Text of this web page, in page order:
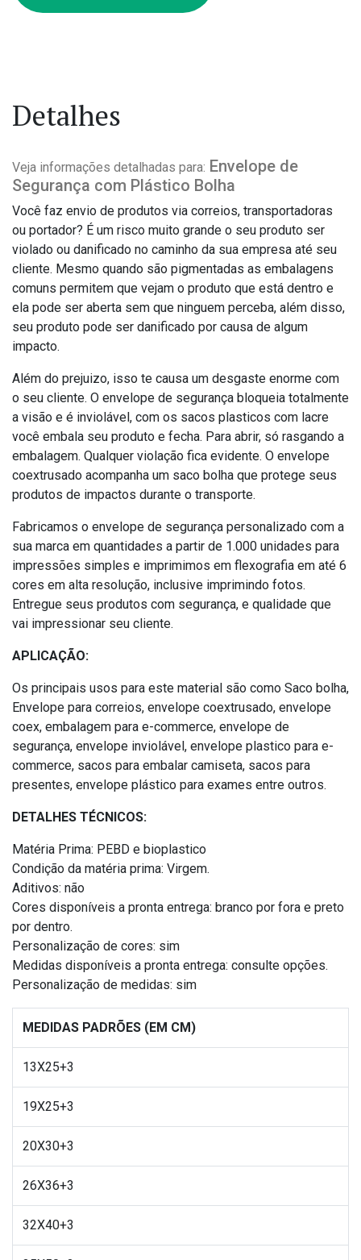
Detalhes
Veja informações detalhadas para: Envelope de
Segurança com Plástico Bolha
Você faz envio de produtos via correios, transportadoras
ou portador? É um risco muito grande o seu produto ser
violado ou danificado no caminho da sua empresa até seu
cliente. Mesmo quando são pigmentadas as embalagens
comuns permitem que vejam o produto que está dentro e
ela pode ser aberta sem que ninguem perceba, além disso,
seu produto pode ser danificado por causa de algum
impacto.
Além do prejuizo, isso te causa um desgaste enorme com
o seu cliente. O envelope de segurança bloqueia totalmente
a visão e é inviolável, com os sacos plasticos com lacre
você embala seu produto e fecha. Para abrir, só rasgando a
embalagem. Qualquer violação fica evidente. O envelope
coextrusado acompanha um saco bolha que protege seus
produtos de impactos durante o transporte.
Fabricamos o envelope de segurança personalizado com a
sua marca em quantidades a partir de 1.000 unidades para
impressões simples e imprimimos em flexografia em até 6
cores em alta resolução, inclusive imprimindo fotos.
Entregue seus produtos com segurança, e qualidade que
vai impressionar seu cliente.
APLICAÇÃO:
Os principais usos para este material são como Saco bolha,
Envelope para correios, envelope coextrusado, envelope
coex, embalagem para e-commerce, envelope de
segurança, envelope inviolável, envelope plastico para e-
commerce, sacos para embalar camiseta, sacos para
presentes, envelope plástico para exames entre outros.
DETALHES TÉCNICOS:
Matéria Prima: PEBD e bioplastico
Condição da matéria prima: Virgem.
Aditivos: não
Cores disponíveis a pronta entrega: branco por fora e preto
por dentro.
Personalização de cores: sim
Medidas disponíveis a pronta entrega: consulte opções.
Personalização de medidas: sim
MEDIDAS PADRÕES (EM CM)
13X25+3
19X25+3
20X30+3
26X36+3
32X40+3